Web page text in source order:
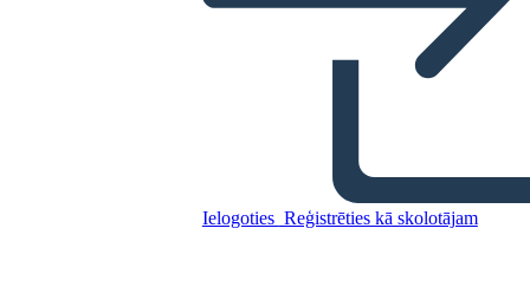
Ielogoties Reģistrēties kā skolotājam